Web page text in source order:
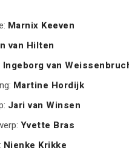
Marnix Keeven
van Hilten
Ingeborg van
Martine Hordijk
Jari van Winsen
Yvette Bras
Nienke Krikke